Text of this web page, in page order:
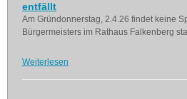
entfällt
Am Gründonnerstag, 2.4.26 findet keine
Bürgermeisters im Rathaus Falkenberg
Weiterlesen